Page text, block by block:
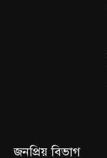
জনপ্রিয় বিভাগ